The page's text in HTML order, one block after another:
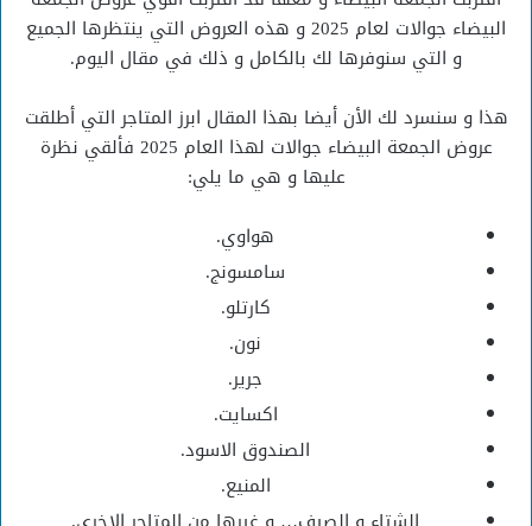
البيضاء جوالات لعام 2025 و هذه العروض التي ينتظرها الجميع
و التي سنوفرها لك بالكامل و ذلك في مقال اليوم.
هذا و سنسرد لك الأن أيضا بهذا المقال ابرز المتاجر التي أطلقت
عروض الجمعة البيضاء جوالات لهذا العام 2025 فألقي نظرة
عليها و هي ما يلي:
هواوي.
سامسونج.
كارتلو.
نون.
جرير.
اكسايت.
الصندوق الاسود.
المنيع.